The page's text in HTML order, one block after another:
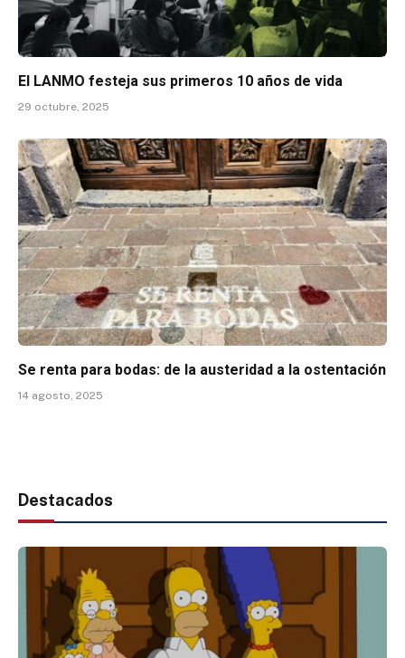
El LANMO festeja sus primeros 10 años de vida
29 octubre, 2025
Se renta para bodas: de la austeridad a la ostentación
14 agosto, 2025
Destacados